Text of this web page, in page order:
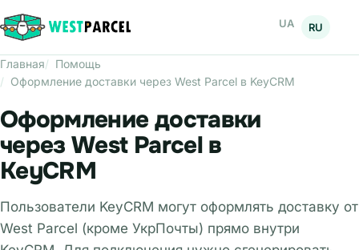
UA RU
Главная
Помощь
Оформление доставки через West Parcel в KeyCRM
Оформление доставки
через West Parcel в
KeyCRM
Пользователи KeyCRM могут оформлять доставку от
West Parcel (кроме УкрПочты) прямо внутри